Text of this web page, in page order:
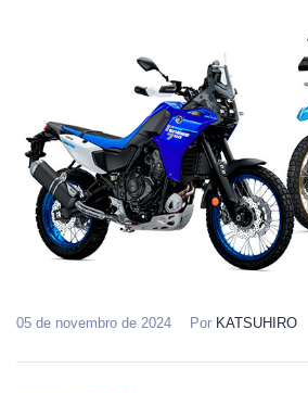
05 de novembro de 2024 Por KATSUHIRO